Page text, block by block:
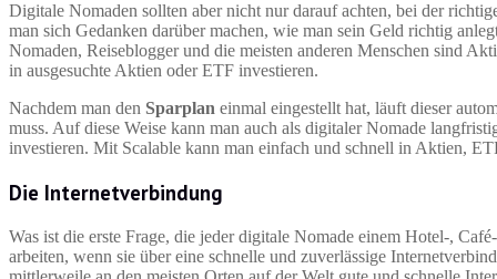
Digitale Nomaden sollten aber nicht nur darauf achten, bei der
man sich Gedanken darüber machen, wie man sein Geld richtig
Nomaden, Reiseblogger und die meisten anderen Menschen sind
in ausgesuchte Aktien oder ETF investieren.
Nachdem man den Sparplan einmal eingestellt hat, läuft dieser
muss. Auf diese Weise kann man auch als digitaler Nomade
investieren. Mit Scalable kann man einfach und schnell in Aktien,
Die Internetverbindung
Was ist die erste Frage, die jeder digitale Nomade einem Hotel-,
arbeiten, wenn sie über eine schnelle und zuverlässige